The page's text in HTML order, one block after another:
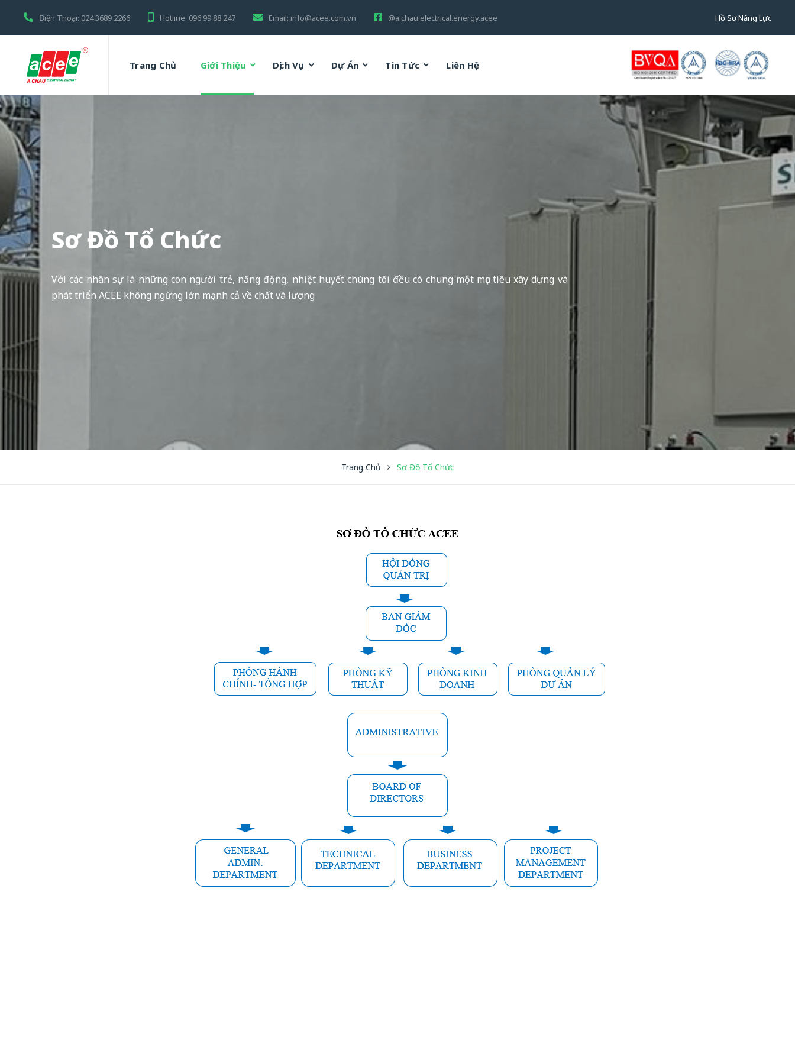
Điện Thoại: 024 3689 2266 Hotline: 096 99 88 247 Email: info@acee.com.vn @a.chau.electrical.energy.acee Hồ Sơ Năng Lực
Trang Chủ Giới Thiệu Dịch Vụ Dự Án Tin Tức Liên Hệ
Sơ Đồ Tổ Chức
Với các nhân sự là những con người trẻ, năng động, nhiệt huyết chúng tôi đều có chung một mục tiêu xây dựng và
phát triển ACEE không ngừng lớn mạnh cả về chất và lượng
Trang Chủ Sơ Đồ Tổ Chức